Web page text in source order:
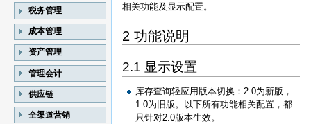
相关功能及显示配置。
2 功能说明
2.1 显示设置
库存查询轻应用版本切换：2.0为新版，
1.0为旧版。以下所有功能相关配置，都
只针对2.0版本生效。
税务管理
成本管理
资产管理
管理会计
供应链
全渠道营销